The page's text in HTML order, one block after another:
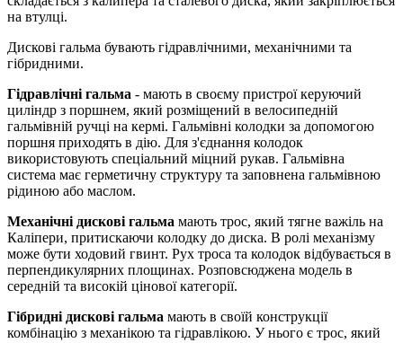
на втулці.
Дискові гальма бувають гідравлічними, механічними та
гібридними.
Гідравлічні гальма - мають в своєму пристрої керуючий
циліндр з поршнем, який розміщений в велосипедній
гальмівній ручці на кермі. Гальмівні колодки за допомогою
поршня приходять в дію. Для з'єднання колодок
використовують спеціальний міцний рукав. Гальмівна
система має герметичну структуру та заповнена гальмівною
рідиною або маслом.
Механічні дискові гальма мають трос, який тягне важіль на
Каліпери, притискаючи колодку до диска. В ролі механізму
може бути ходовий гвинт. Рух троса та колодок відбувається в
перпендикулярних площинах. Розповсюджена модель в
середній та високій цінової категорії.
Гібридні дискові гальма мають в своїй конструкції
комбінацію з механікою та гідравлікою. У нього є трос, який